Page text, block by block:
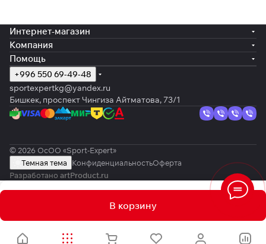
В корзину
Интернет-магазин
Компания
Помощь
+996 550 69-49-48
sportexpertkg@yandex.ru
Бишкек, проспект Чингиза Айтматова, 73/1
© 2026 ОсОО «Sport-Expert»
Темная тема
КонфиденциальностьОферта
Разработано artProduct.ru